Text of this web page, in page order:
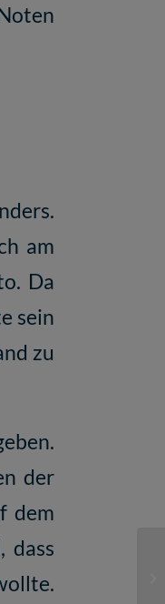
am
Da
sein
zu
der
dem
dass